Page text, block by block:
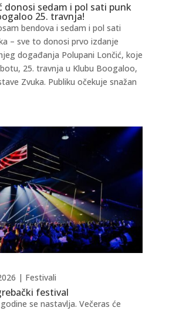
donosi sedam i pol sati punk
25. travnja!
bendova i sedam i pol sati
– sve to donosi prvo izdanje
događanja Polupani Lončić, koje
25. travnja u Klubu Boogaloo,
Zvuka. Publiku očekuje snažan
festival
| Festivali
se nastavlja. Večeras će